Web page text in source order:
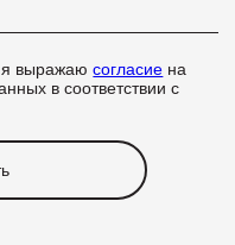
я выражаюсогласие на
в соответствии с